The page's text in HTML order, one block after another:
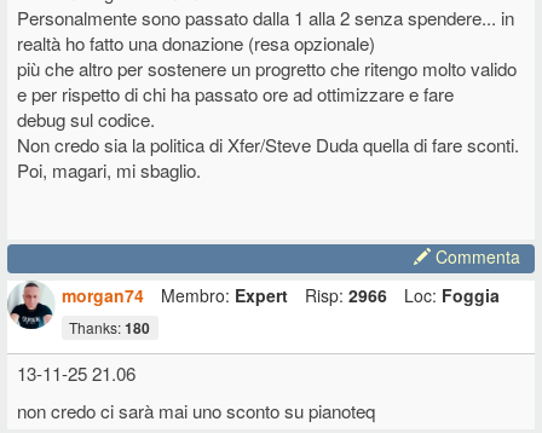
Personalmente sono passato dalla 1 alla 2 senza spendere... in
realtà ho fatto una donazione (resa opzionale)
più che altro per sostenere un progretto che ritengo molto valido
e per rispetto di chi ha passato ore ad ottimizzare e fare
debug sul codice.
Non credo sia la politica di Xfer/Steve Duda quella di fare sconti.
Poi, magari, mi sbaglio.
Commenta
morgan74
Membro: Expert Risp: 2966 Loc: Foggia
Thanks:180
13-11-25 21.06
non credo ci sarà mai uno sconto su pianoteq